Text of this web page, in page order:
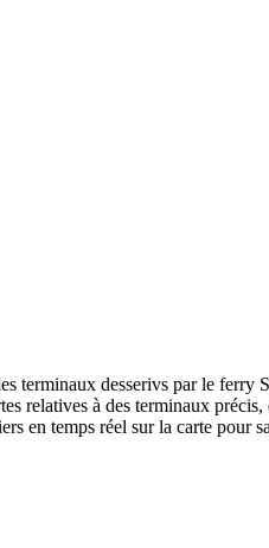
terminaux desserivs par le
relatives à des terminaux
en temps réel sur la carte